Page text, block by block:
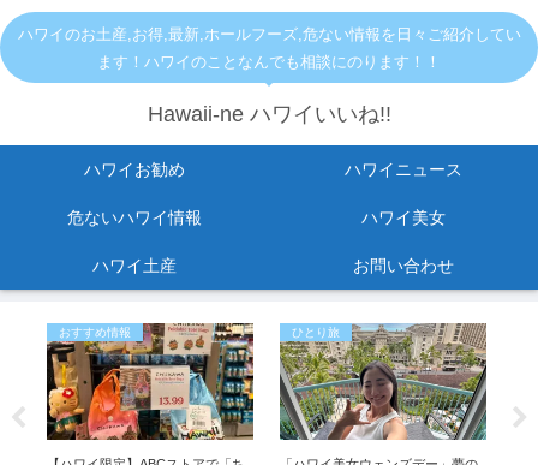
ハワイのお土産,お得,最新,ホールフーズ,危ない情報を日々ご紹介してい
ます！ハワイのことなんでも相談にのります！！
Hawaii-ne ハワイいいね!!
ハワイお勧め ハワイニュース
危ないハワイ情報 ハワイ美女
ハワイ土産 お問い合わせ
おすすめ情報 ひとり旅